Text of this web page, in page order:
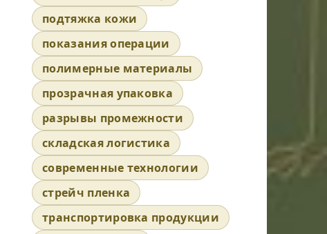
подтяжка кожи
показания операции
полимерные материалы
прозрачная упаковка
разрывы промежности
складская логистика
современные технологии
стрейч пленка
транспортировка продукции